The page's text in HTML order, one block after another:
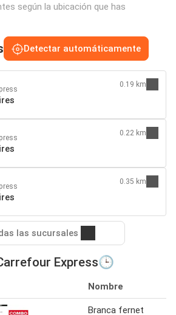
según la ubicación que has
Detectar automáticamente
0.19 km
0.22 km
0.35 km
las sucursales
Express🕒
Nombre
Branca fernet